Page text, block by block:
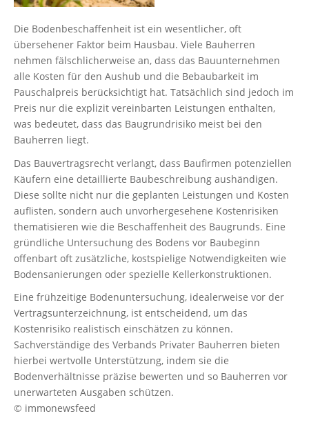
Die Bodenbeschaffenheit ist ein wesentlicher, oft
übersehener Faktor beim Hausbau. Viele Bauherren
nehmen fälschlicherweise an, dass das Bauunternehmen
alle Kosten für den Aushub und die Bebaubarkeit im
Pauschalpreis berücksichtigt hat. Tatsächlich sind jedoch im
Preis nur die explizit vereinbarten Leistungen enthalten,
was bedeutet, dass das Baugrundrisiko meist bei den
Bauherren liegt.
Das Bauvertragsrecht verlangt, dass Baufirmen potenziellen
Käufern eine detaillierte Baubeschreibung aushändigen.
Diese sollte nicht nur die geplanten Leistungen und Kosten
auflisten, sondern auch unvorhergesehene Kostenrisiken
thematisieren wie die Beschaffenheit des Baugrunds. Eine
gründliche Untersuchung des Bodens vor Baubeginn
offenbart oft zusätzliche, kostspielige Notwendigkeiten wie
Bodensanierungen oder spezielle Kellerkonstruktionen.
Eine frühzeitige Bodenuntersuchung, idealerweise vor der
Vertragsunterzeichnung, ist entscheidend, um das
Kostenrisiko realistisch einschätzen zu können.
Sachverständige des Verbands Privater Bauherren bieten
hierbei wertvolle Unterstützung, indem sie die
Bodenverhältnisse präzise bewerten und so Bauherren vor
unerwarteten Ausgaben schützen.
© immonewsfeed